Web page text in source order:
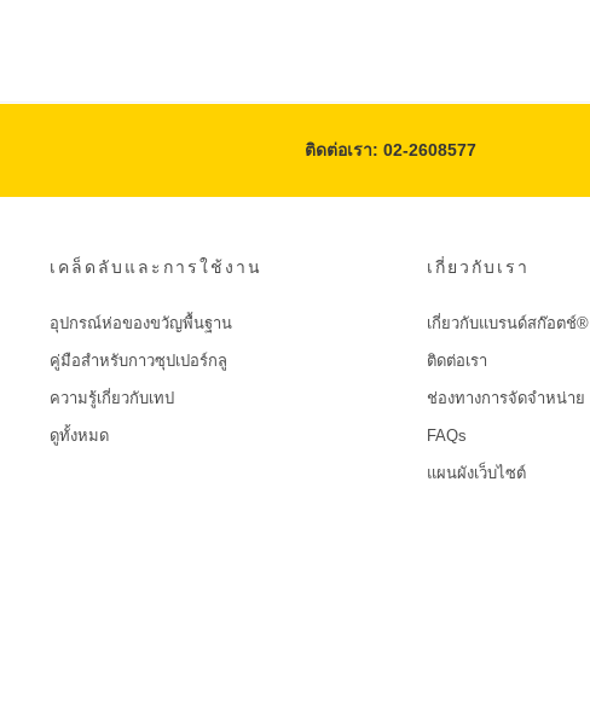
ติดต่อเรา: 02-2608577
เคล็ดลับและการใช้งาน
อุปกรณ์ห่อของขวัญพื้นฐาน
คู่มือสำหรับกาวซุปเปอร์กลู
ความรู้เกี่ยวกับเทป
ดูทั้งหมด
เกี่ยวกับเรา
เกี่ยวกับแบรนด์สก๊อตช์®
ติดต่อเรา
ช่องทางการจัดจำหน่าย
FAQs
แผนผังเว็บไซต์